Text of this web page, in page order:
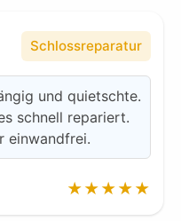
Schlossreparatur
und quietschte.
schnell repariert.
einwandfrei.
★★★★★